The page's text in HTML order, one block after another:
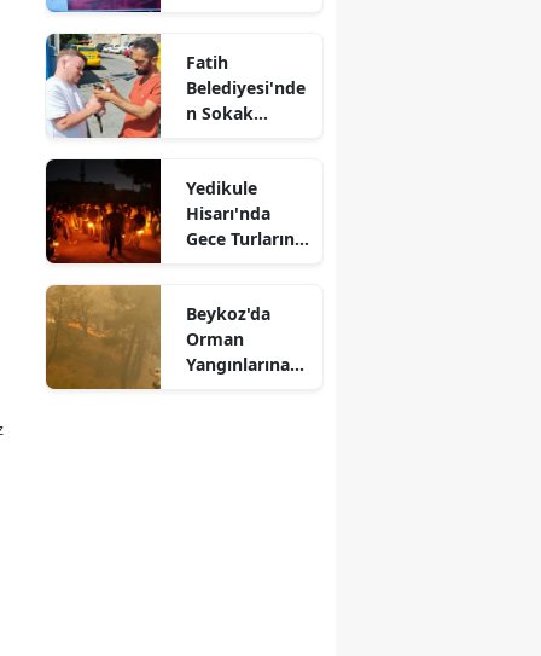
Fatih
Belediyesi'nde
n Sokak
Modeli
Yedikule
Hisarı'nda
Gece Turlarına
Beykoz'da
Orman
Yangınlarına